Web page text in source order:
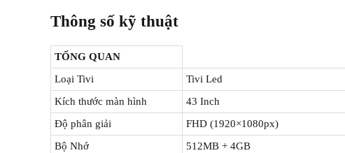
Thông số kỹ thuật
TỔNG QUAN
Loại Tivi
Tivi Led
Kích thước màn hình
43 Inch
Độ phân giải
FHD (1920×1080px)
Bộ Nhớ
512MB + 4GB